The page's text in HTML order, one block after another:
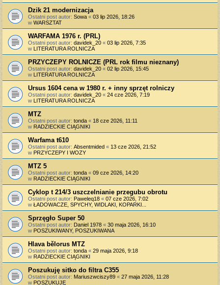
Dzik 21 modernizacja
Ostatni post autor: Sowa « 03 lip 2026, 18:26
w WARSZTAT
WARFAMA 1976 r. (PRL)
Ostatni post autor: davidek_20 « 03 lip 2026, 7:35
w LITERATURA ROLNICZA
PRZYCZEPY ROLNICZE (PRL rok filmu nieznany)
Ostatni post autor: davidek_20 « 02 lip 2026, 15:45
w LITERATURA ROLNICZA
Ursus 1604 cena w 1980 r. + inny sprzęt rolniczy
Ostatni post autor: davidek_20 « 24 cze 2026, 7:19
w LITERATURA ROLNICZA
MTZ
Ostatni post autor: tonda « 18 cze 2026, 11:11
w RADZIECKIE CIĄGNIKI
Warfama t610
Ostatni post autor: Absentmided « 13 cze 2026, 21:52
w PRZYCZEPY I WOZY
MTZ 5
Ostatni post autor: tonda « 09 cze 2026, 14:20
w RADZIECKIE CIĄGNIKI
Cyklop t 214/3 uszczelnianie przegubu obrotu
Ostatni post autor: Paweleq18 « 07 cze 2026, 7:02
w ŁADOWACZE, SPYCHY, WIDLAKI, KOPARKI...
Sprzęgło Super 50
Ostatni post autor: Daniel 1978 « 30 maja 2026, 16:10
w POSZUKIWANY, POSZUKIWANA
Hlava bělorus MTZ
Ostatni post autor: tonda « 29 maja 2026, 9:18
w RADZIECKIE CIĄGNIKI
Poszukuję sitko do filtra C355
Ostatni post autor: Mariuszwciszy89 « 27 maja 2026, 11:28
w POSZUKUJĘ